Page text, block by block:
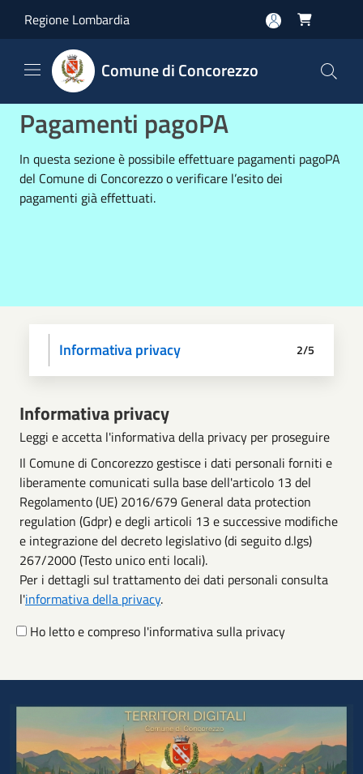
Regione Lombardia 
Comune di Concorezzo
Pagamenti pagoPA
In questa sezione è possibile effettuare pagamenti pagoPA
del Comune di Concorezzo o verificare l’esito dei
pagamenti già effettuati.
Scegli operazione
Informativa privacy
Dati anagrafici
Paga
Riepilogo 2/5
Informativa privacy
Leggi e accetta l'informativa della privacy per proseguire
Il Comune di Concorezzo gestisce i dati personali forniti e
liberamente comunicati sulla base dell'articolo 13 del
Regolamento (UE) 2016/679 General data protection
regulation (Gdpr) e degli articoli 13 e successive modifiche
e integrazione del decreto legislativo (di seguito d.lgs)
267/2000 (Testo unico enti locali).
Per i dettagli sul trattamento dei dati personali consulta
l'informativa della privacy.
Ho letto e compreso l'informativa sulla privacy